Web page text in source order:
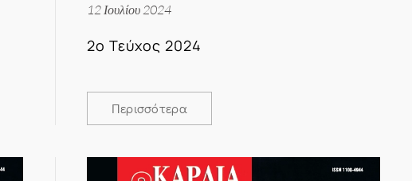
12 Ιουλίου 2024
2ο Τεύχος 2024
Περισσότερα